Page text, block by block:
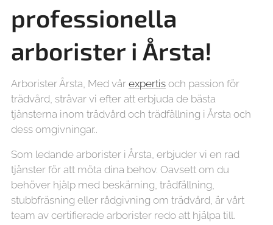
professionella
arborister i Årsta!
Arborister Årsta, Med vår expertis och passion för
trädvård, strävar vi efter att erbjuda de bästa
tjänsterna inom trädvård och trädfällning i Årsta och
dess omgivningar..
Som ledande arborister i Årsta, erbjuder vi en rad
tjänster för att möta dina behov. Oavsett om du
behöver hjälp med beskärning, trädfällning,
stubbfräsning eller rådgivning om trädvård, är vårt
team av certifierade arborister redo att hjälpa till.